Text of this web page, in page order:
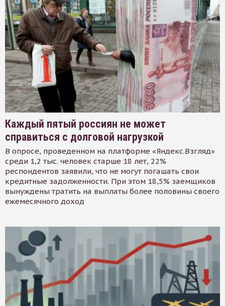
Каждый пятый россиян не может
справиться с долговой нагрузкой
В опросе, проведенном на платформе «Яндекс.Взгляд»
среди 1,2 тыс. человек старше 18 лет, 22%
респондентов заявили, что не могут погашать свои
кредитные задолженности. При этом 18,5% заемщиков
вынуждены тратить на выплаты более половины своего
ежемесячного доход